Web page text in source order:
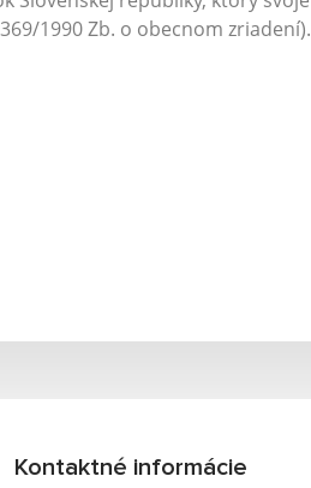
1990 Zb. o obecnom zriadení).
Kontaktné informácie